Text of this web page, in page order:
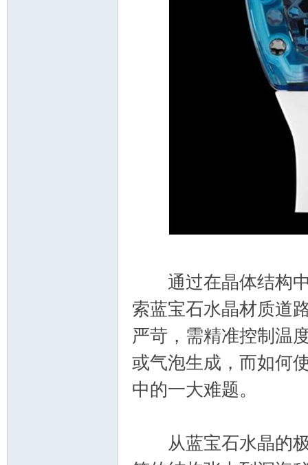
通过在晶体结构中
索蓝宝石水晶材质道
严苛，需精准控制温
或气泡生成，而如何
中的一大难题。
从蓝宝石水晶的极